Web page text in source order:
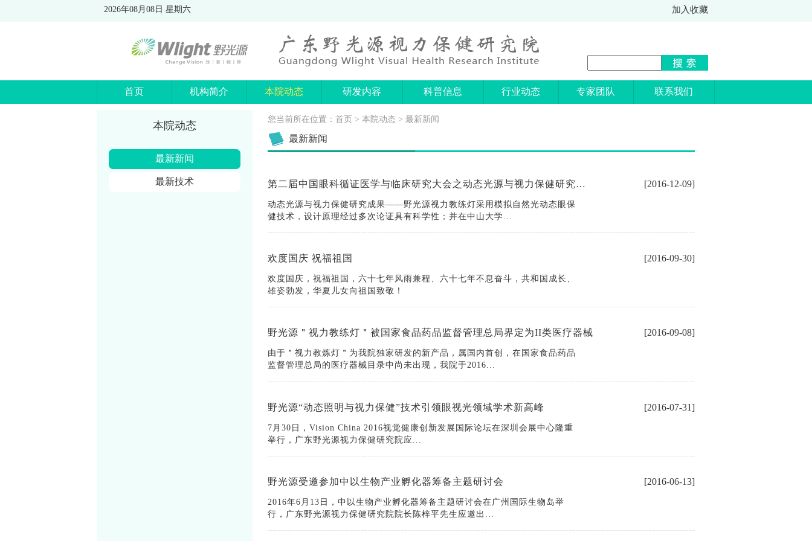
2026年08月08日 星期六 加入收藏
首页 机构简介 本院动态 研发内容 科普信息 行业动态 专家团队 联系我们
本院动态
最新新闻
最新技术
您当前所在位置： 首页 > 本院动态> 最新新闻
最新新闻
第二届中国眼科循证医学与临床研究大会之动态光源与视力保健研究成果发布会在穗胜利召开 [2016-12-09]
动态光源与视力保健研究成果——野光源视力教练灯采用模拟自然光动态眼保
健技术，设计原理经过多次论证具有科学性；并在中山大学...
欢度国庆 祝福祖国 [2016-09-30]
欢度国庆，祝福祖国，六十七年风雨兼程、六十七年不息奋斗，共和国成长、
雄姿勃发，华夏儿女向祖国致敬！
野光源＂视力教练灯＂被国家食品药品监督管理总局界定为II类医疗器械 [2016-09-08]
由于＂视力教炼灯＂为我院独家研发的新产品，属国内首创，在国家食品药品
监督管理总局的医疗器械目录中尚未出现，我院于2016...
野光源“动态照明与视力保健”技术引领眼视光领域学术新高峰 [2016-07-31]
7月30日，Vision China 2016视觉健康创新发展国际论坛在深圳会展中心隆重
举行，广东野光源视力保健研究院应...
野光源受邀参加中以生物产业孵化器筹备主题研讨会 [2016-06-13]
2016年6月13日，中以生物产业孵化器筹备主题研讨会在广州国际生物岛举
行，广东野光源视力保健研究院院长陈梓平先生应邀出...